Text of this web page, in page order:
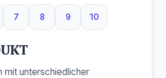
7
7 Buchstaben
8
8 Buchstaben
9
9 Buchstaben
10
10 Buchstaben
mit unterschiedlicher